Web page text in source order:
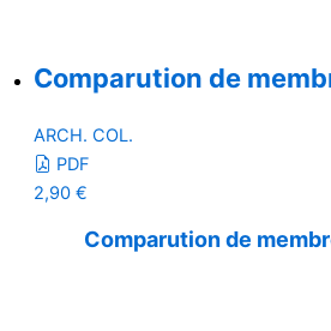
Comparution de
ARCH. COL.
PDF
2,90 €
Comparution de